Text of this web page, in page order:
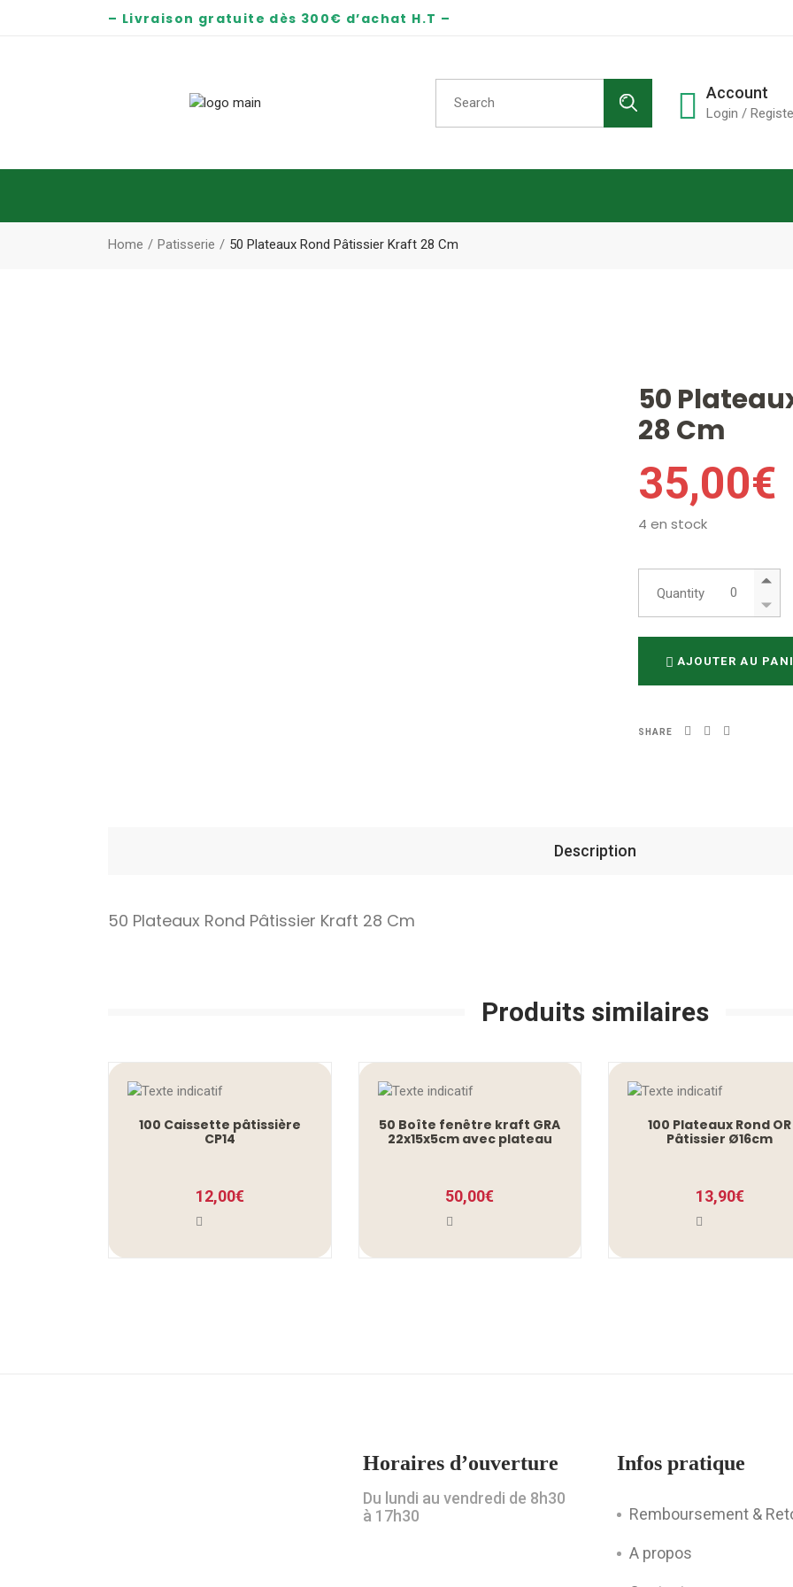
– Livraison gratuite dès 300€ d’achat H.T –
Search
for:
Account
Login /
Home Patisserie 50 Plateaux Rond Pâtissier Kraft 28 Cm
50
28 Cm
35,00€
4 en stock
Quantity
50 Plateaux
AJOUTER AU
SHARE
Description
50 Plateaux Rond Pâtissier Kraft 28 Cm
Produits similaires
100 Caissette pâtissière
CP14
12,00€
50 Boîte fenêtre kraft GRA
22x15x5cm avec plateau
50,00€
100 Plateaux Rond OR
Pâtissier Ø16cm
13,90€
Horaires d’ouverture
Du lundi au vendredi de 8h30
à 17h30
Infos pratique
Remboursement &
A propos